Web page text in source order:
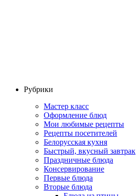
Рубрики
Мастер класс
Оформление блюд
Мои любимые рецепты
Рецепты посетителей
Белорусская кухня
Быстрый, вкусный завтрак
Праздничные блюда
Консервирование
Первые блюда
Вторые блюда